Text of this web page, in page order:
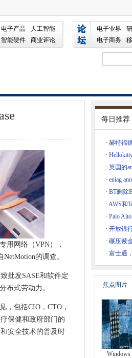
电子产品
人工智能
智能硬件
商业评论
电子业界
电子商务
用网络（VPN），
的调查。
批发SASE和软件定
布式劳动力。
，包括CIO，CTO，
保健和政府部门的
安全技术的普及时
每日推荐
· 赫特福
·
· 英国的
· eniag
· BT删除
· AWS和
· Palo
· 开放银
· 碾压赎
· 富士通
焦点图片
Windows